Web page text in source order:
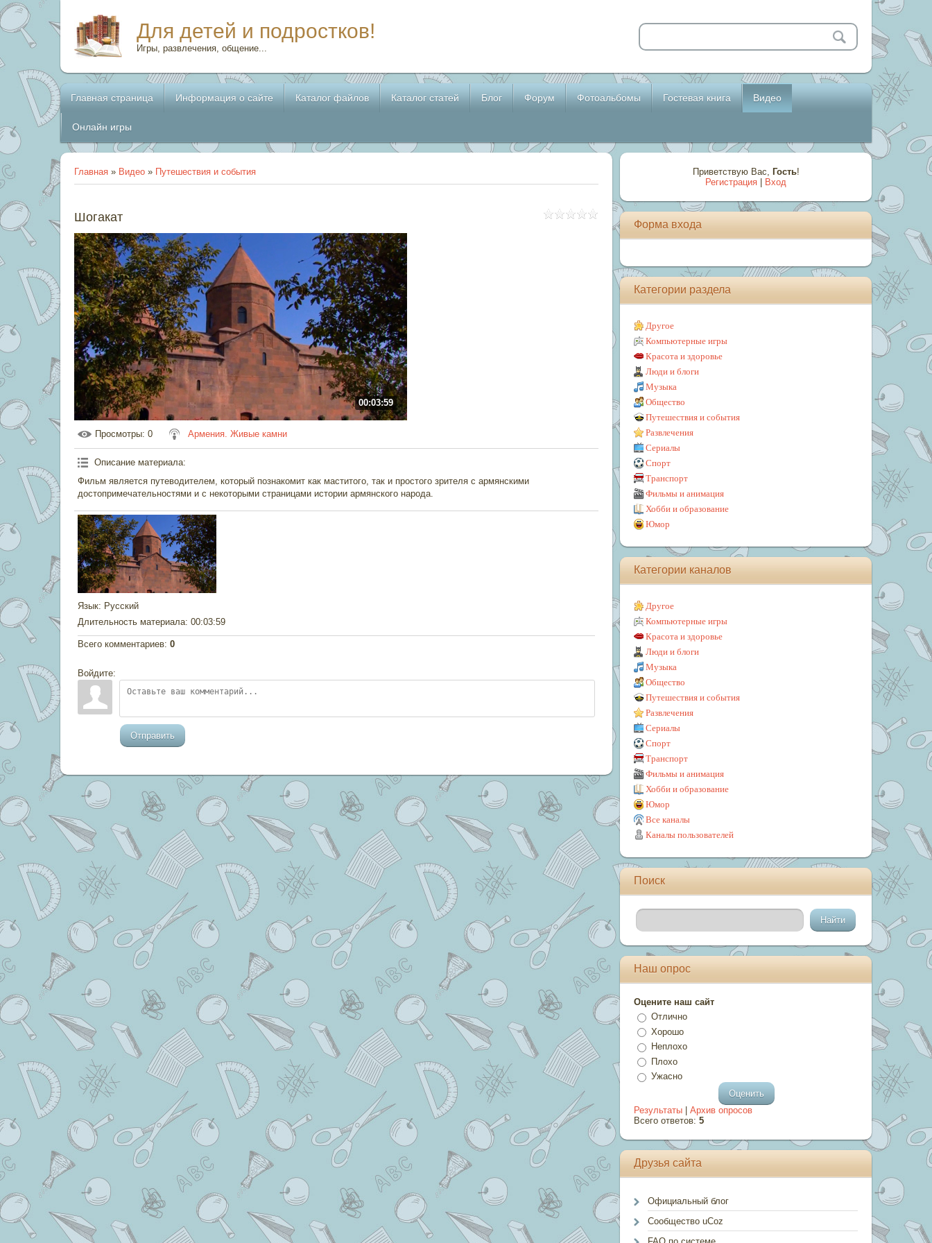
Для детей и подростков!
Игры, развлечения, общение...
Главная страница Информация о сайте Каталог файлов Каталог статей Блог Форум Фотоальбомы Гостевая книга Видео
Онлайн игры
Главная » Видео » Путешествия и события
Шогакат
00:03:59
Просмотры: 0 Армения. Живые камни
Описание материала:
Фильм является путеводителем, который познакомит как маститого, так и простого зрителя с армянскими
достопримечательностями и с некоторыми страницами истории армянского народа.
Язык: Русский
Длительность материала: 00:03:59
Всего комментариев: 0
Войдите:
Отправить
Приветствую Вас, Гость!
Регистрация
Вход
Форма входа
Категории раздела
Другое
Компьютерные игры
Красота и здоровье
Люди и блоги
Музыка
Общество
Путешествия и события
Развлечения
Сериалы
Спорт
Транспорт
Фильмы и анимация
Хобби и образование
Юмор
Категории каналов
Другое
Компьютерные игры
Красота и здоровье
Люди и блоги
Музыка
Общество
Путешествия и события
Развлечения
Сериалы
Спорт
Транспорт
Фильмы и анимация
Хобби и образование
Юмор
Все каналы
Каналы пользователей
Поиск
Наш опрос
Оцените наш сайт
Отлично
Хорошо
Неплохо
Плохо
Ужасно
Результаты |Архив опросов
Всего ответов:5
Друзья сайта
Официальный блог
Сообщество uCoz